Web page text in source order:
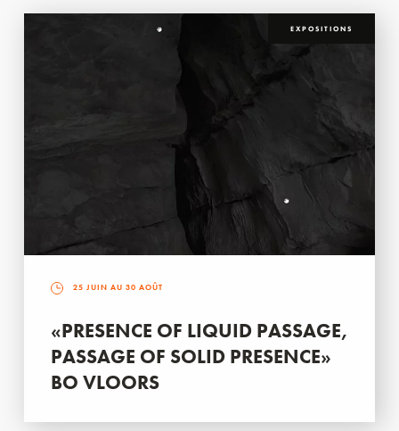
EXPOSITIONS
25 JUIN AU 30 AOÛT
«PRESENCE OF LIQUID PASSAGE,
PASSAGE OF SOLID PRESENCE»
BO VLOORS